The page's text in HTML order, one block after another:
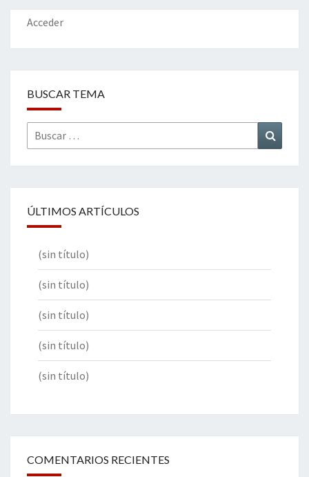
Acceder
BUSCAR TEMA
Buscar
por:
ÚLTIMOS ARTÍCULOS
(sin título)
(sin título)
(sin título)
(sin título)
(sin título)
COMENTARIOS RECIENTES